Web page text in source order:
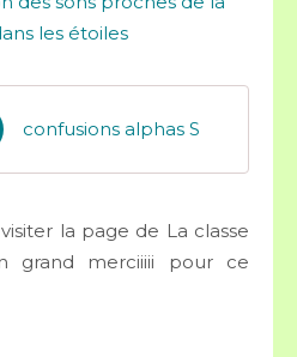
confusions alphas S
la page de La classe
grand merciiiii pour ce